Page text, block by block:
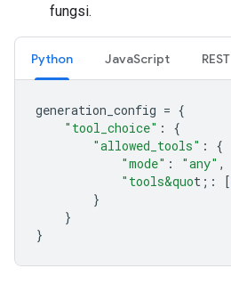
fungsi.
Python JavaScript REST
generation_config = {
"tool_choice" :
{
"allowed_tools" :
{
"mode" : "any" ,
"tools&quot; : [
}
}
}